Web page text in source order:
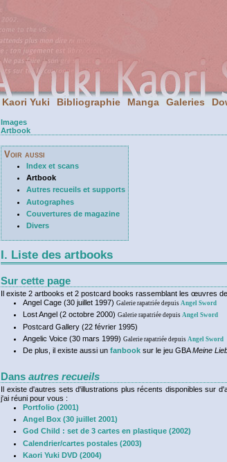
Kaori Yuki Bibliographie Manga Galeries
Images
Artbook
Voir aussi
Index et scans
Artbook
Autres recueils et supports
Autographes
Couvertures de magazine
Divers
I. Liste des artbooks
Sur cette page
Il existe 2 artbooks et 2 postcard books rassemblant les œuvres
Angel Cage (30 juillet 1997) Galerie rapatriée depuis Angel Sword
Lost Angel (2 octobre 2000) Galerie rapatriée depuis Angel Sword
Postcard Gallery (22 février 1995)
Angelic Voice (30 mars 1999) Galerie rapatriée depuis Angel Sword
De plus, il existe aussi un fanbooksur le jeu GBAMeine
Dans autres recueils
Il existe d'autres sets d'illustrations plus récents disponibles sur
j'ai réuni pour vous :
Portfolio (2001)
Angel Box (30 juillet 2001)
God Child : set de 3 cartes en plastique (2002)
Calendrier/cartes postales (2003)
Kaori Yuki DVD (2004)